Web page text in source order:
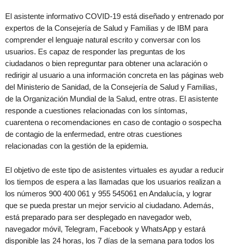
El asistente informativo COVID-19 está diseñado y entrenado por
expertos de la Consejería de Salud y Familias y de IBM para
comprender el lenguaje natural escrito y conversar con los
usuarios. Es capaz de responder las preguntas de los
ciudadanos o bien repreguntar para obtener una aclaración o
redirigir al usuario a una información concreta en las páginas web
del Ministerio de Sanidad, de la Consejería de Salud y Familias,
de la Organización Mundial de la Salud, entre otras. El asistente
responde a cuestiones relacionadas con los síntomas,
cuarentena o recomendaciones en caso de contagio o sospecha
de contagio de la enfermedad, entre otras cuestiones
relacionadas con la gestión de la epidemia.
El objetivo de este tipo de asistentes virtuales es ayudar a reducir
los tiempos de espera a las llamadas que los usuarios realizan a
los números 900 400 061 y 955 545061 en Andalucía, y lograr
que se pueda prestar un mejor servicio al ciudadano. Además,
está preparado para ser desplegado en navegador web,
navegador móvil, Telegram, Facebook y WhatsApp y estará
disponible las 24 horas, los 7 días de la semana para todos los